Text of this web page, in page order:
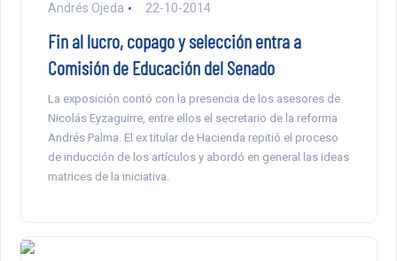
Andrés Ojeda 22-10-2014
Fin al lucro, copago y selección entra a
Comisión de Educación del Senado
La exposición contó con la presencia de los asesores de
Nicolás Eyzaguirre, entre ellos el secretario de la reforma
Andrés Palma. El ex titular de Hacienda repitió el proceso
de inducción de los artículos y abordó en general las ideas
matrices de la iniciativa.